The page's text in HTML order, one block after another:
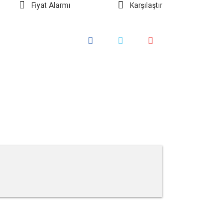
Fiyat Alarmı Karşılaştır